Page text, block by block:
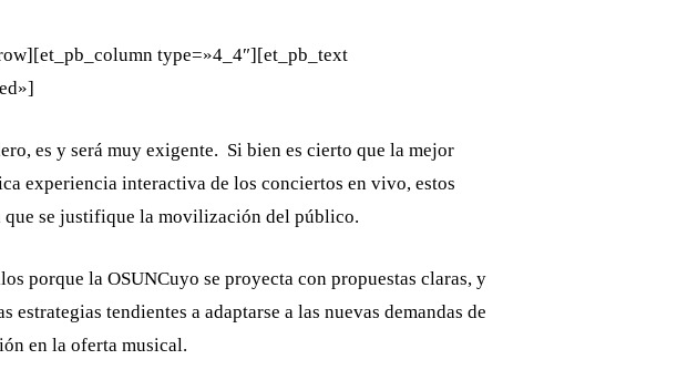
type=»4_4″][et_pb_text
es y será muy exigente. Si bien es cierto que la mejor
experiencia interactiva de los conciertos en vivo, estos
se justifique la movilización del público.
porque la OSUNCuyo se proyecta con propuestas claras, y
estrategias tendientes a adaptarse a las nuevas demandas de
en la oferta musical.